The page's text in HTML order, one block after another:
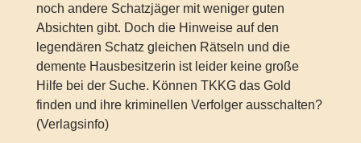
noch andere Schatzjäger mit weniger guten
Absichten gibt. Doch die Hinweise auf den
legendären Schatz gleichen Rätseln und die
demente Hausbesitzerin ist leider keine große
Hilfe bei der Suche. Können TKKG das Gold
finden und ihre kriminellen Verfolger ausschalten?
(Verlagsinfo)